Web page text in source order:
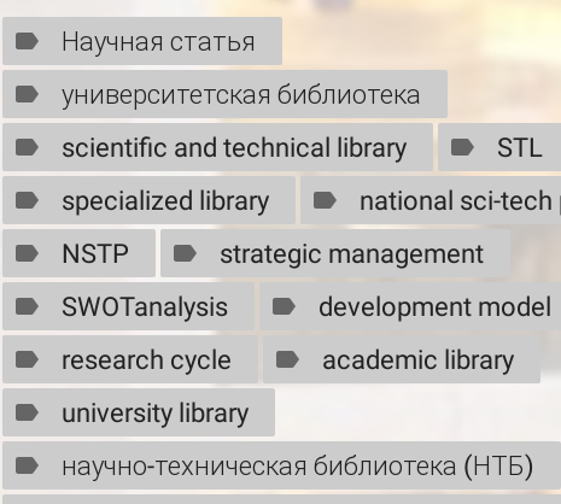
Научная статья
университетская библиотека
scientific and technical library
STL
specialized library
national sci-tech
NSTP
strategic management
SWOTanalysis
development model
research cycle
academic library
university library
научно-техническая библиотека (НТБ)